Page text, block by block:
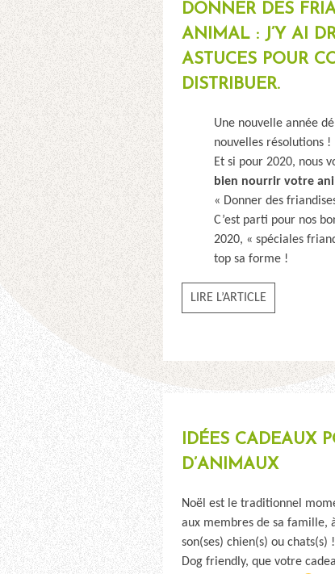
DONNER DES
ANIMAL : J’Y AI
ASTUCES POUR
DISTRIBUER.
Une nouvelle année
nouvelles résolutions !
Et si pour 2020, nous
bien nourrir votre
« Donner des
C’est parti pour nos
2020, « spéciales
top sa forme !
LIRE L’ARTICLE
IDÉES CADEAUX
D’ANIMAUX
Noël est le traditionnel
aux membres de sa famille,
son(ses) chien(s) ou chats(s)
Dog friendly, que votre